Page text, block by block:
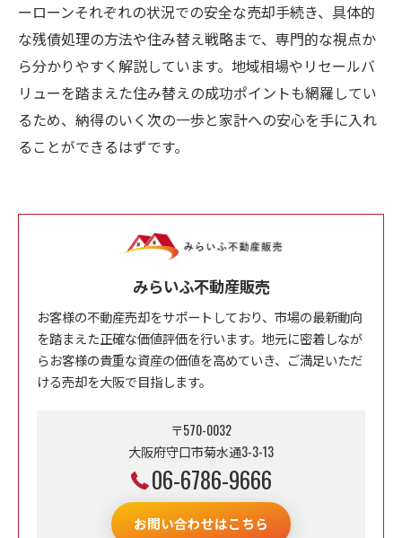
ーローンそれぞれの状況での安全な売却手続き、具体的
な残債処理の方法や住み替え戦略まで、専門的な視点か
ら分かりやすく解説しています。地域相場やリセールバ
リューを踏まえた住み替えの成功ポイントも網羅してい
るため、納得のいく次の一歩と家計への安心を手に入れ
ることができるはずです。
みらいふ不動産販売
お客様の不動産売却をサポートしており、市場の最新動向
を踏まえた正確な価値評価を行います。地元に密着しなが
らお客様の貴重な資産の価値を高めていき、ご満足いただ
ける売却を大阪で目指します。
〒570-0032
大阪府守口市菊水通3-3-13
06-6786-9666
お問い合わせはこちら